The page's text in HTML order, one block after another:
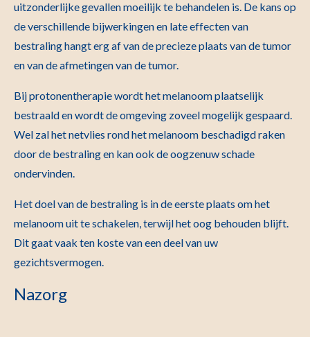
uitzonderlijke gevallen moeilijk te behandelen is. De kans op
de verschillende bijwerkingen en late effecten van
bestraling hangt erg af van de precieze plaats van de tumor
en van de afmetingen van de tumor.
Bij protonentherapie wordt het melanoom plaatselijk
bestraald en wordt de omgeving zoveel mogelijk gespaard.
Wel zal het netvlies rond het melanoom beschadigd raken
door de bestraling en kan ook de oogzenuw schade
ondervinden.
Het doel van de bestraling is in de eerste plaats om het
melanoom uit te schakelen, terwijl het oog behouden blijft.
Dit gaat vaak ten koste van een deel van uw
gezichtsvermogen.
Nazorg